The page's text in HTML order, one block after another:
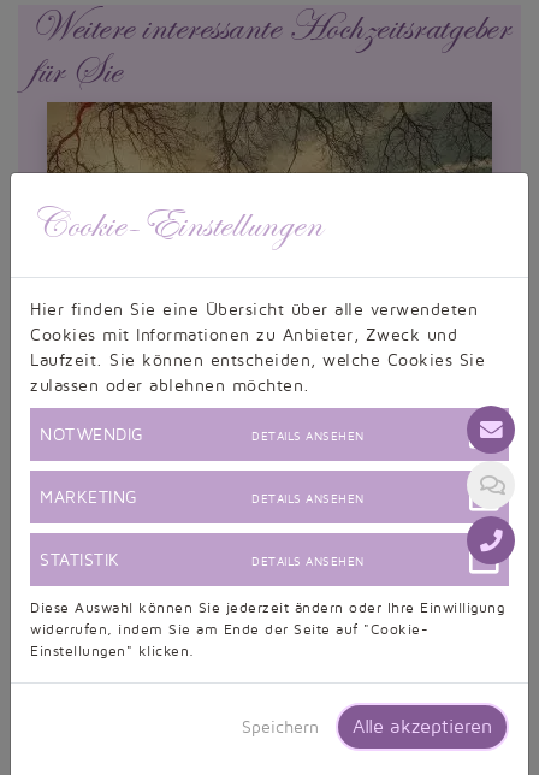
Weitere interessante Hochzeitsratgeber
für Sie
DIE PERFEKTE HOCHZEIT TEIL 2
Winter Wonderland: Märchenhochzeit im Winter
Cookie-Einstellungen
Hier finden Sie eine Übersicht über alle verwendeten
Cookies mit Informationen zu Anbieter, Zweck und
Laufzeit. Sie können entscheiden, welche Cookies Sie
zulassen oder ablehnen möchten.
NOTWENDIG DETAILS ANSEHEN
MARKETING DETAILS ANSEHEN
STATISTIK DETAILS ANSEHEN
Diese Auswahl können Sie jederzeit ändern oder Ihre Einwilligung
widerrufen, indem Sie am Ende der Seite auf "Cookie-
Einstellungen" klicken.
Speichern Alle akzeptieren